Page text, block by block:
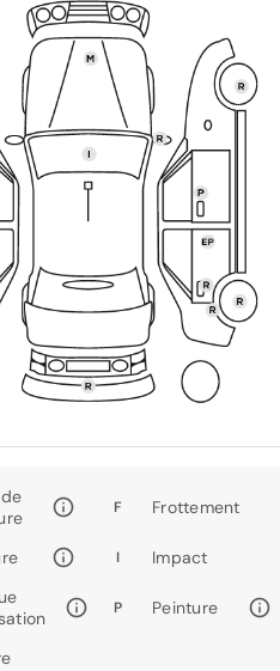
F Frottement
I Impact
P Peinture